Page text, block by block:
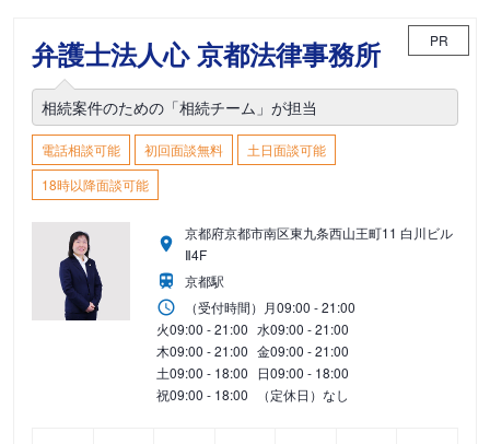
弁護士法人心 京都法律事務所 PR
相続案件のための「相続チーム」が担当
電話相談可能 初回面談無料
土日面談可能
18時以降面談可能
京都府京都市南区東九条西山王町11 白川ビル
Ⅱ4F
京都駅
（受付時間） 月09:00 - 21:00
火09:00 - 21:00 水09:00 - 21:00
木09:00 - 21:00 金09:00 - 21:00
土09:00 - 18:00 日09:00 - 18:00
祝09:00 - 18:00 （定休日）なし